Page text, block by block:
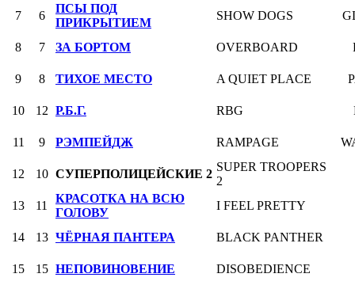
7 6
ПСЫ ПОД
ПРИКРЫТИЕМ
SHOW DOGS
8 7 ЗА БОРТОМ OVERBOARD
9 8 ТИХОЕ МЕСТО A QUIET PLACE
10 12 Р.Б.Г. RBG
11 9 РЭМПЕЙДЖ RAMPAGE
12 10 СУПЕРПОЛИЦЕЙСКИЕ 2
SUPER TROOPERS
2
13
11
КРАСОТКА НА ВСЮ
ГОЛОВУ
I FEEL PRETTY
14 13 ЧЁРНАЯ ПАНТЕРА BLACK PANTHER
15 15 НЕПОВИНОВЕНИЕ DISOBEDIENCE